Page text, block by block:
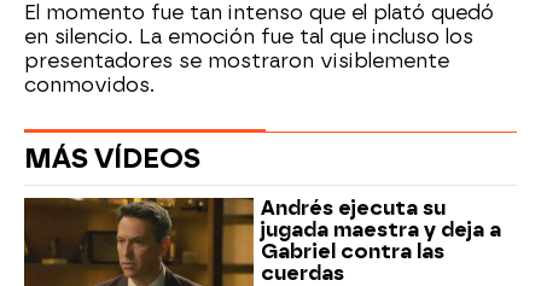
El momento fue tan intenso que el plató quedó
en silencio. La emoción fue tal que incluso los
presentadores se mostraron visiblemente
conmovidos.
MÁS VÍDEOS
Andrés ejecuta su
jugada maestra y deja a
Gabriel contra las
cuerdas